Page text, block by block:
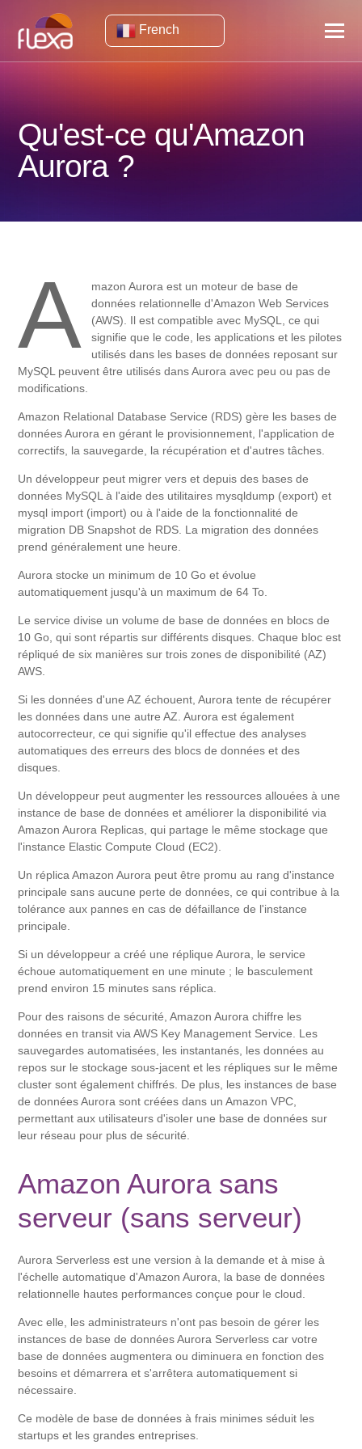
French
Qu'est-ce qu'Amazon
Aurora ?
A
mazon Aurora est un moteur de base de
données relationnelle d'Amazon Web Services
(AWS). Il est compatible avec MySQL, ce qui
signifie que le code, les applications et les pilotes
utilisés dans les bases de données reposant sur
MySQL peuvent être utilisés dans Aurora avec peu ou pas de
modifications.
Amazon Relational Database Service (RDS) gère les bases de
données Aurora en gérant le provisionnement, l'application de
correctifs, la sauvegarde, la récupération et d'autres tâches.
Un développeur peut migrer vers et depuis des bases de
données MySQL à l'aide des utilitaires mysqldump (export) et
mysql import (import) ou à l'aide de la fonctionnalité de
migration DB Snapshot de RDS. La migration des données
prend généralement une heure.
Aurora stocke un minimum de 10 Go et évolue
automatiquement jusqu'à un maximum de 64 To.
Le service divise un volume de base de données en blocs de
10 Go, qui sont répartis sur différents disques. Chaque bloc est
répliqué de six manières sur trois zones de disponibilité (AZ)
AWS.
Si les données d'une AZ échouent, Aurora tente de récupérer
les données dans une autre AZ. Aurora est également
autocorrecteur, ce qui signifie qu'il effectue des analyses
automatiques des erreurs des blocs de données et des
disques.
Un développeur peut augmenter les ressources allouées à une
instance de base de données et améliorer la disponibilité via
Amazon Aurora Replicas, qui partage le même stockage que
l'instance Elastic Compute Cloud (EC2).
Un réplica Amazon Aurora peut être promu au rang d'instance
principale sans aucune perte de données, ce qui contribue à la
tolérance aux pannes en cas de défaillance de l'instance
principale.
Si un développeur a créé une réplique Aurora, le service
échoue automatiquement en une minute ; le basculement
prend environ 15 minutes sans réplica.
Pour des raisons de sécurité, Amazon Aurora chiffre les
données en transit via AWS Key Management Service. Les
sauvegardes automatisées, les instantanés, les données au
repos sur le stockage sous-jacent et les répliques sur le même
cluster sont également chiffrés. De plus, les instances de base
de données Aurora sont créées dans un Amazon VPC,
permettant aux utilisateurs d'isoler une base de données sur
leur réseau pour plus de sécurité.
Amazon Aurora sans
serveur (sans serveur)
Aurora Serverless est une version à la demande et à mise à
l'échelle automatique d'Amazon Aurora, la base de données
relationnelle hautes performances conçue pour le cloud.
Avec elle, les administrateurs n'ont pas besoin de gérer les
instances de base de données Aurora Serverless car votre
base de données augmentera ou diminuera en fonction des
besoins et démarrera et s'arrêtera automatiquement si
nécessaire.
Ce modèle de base de données à frais minimes séduit les
startups et les grandes entreprises.